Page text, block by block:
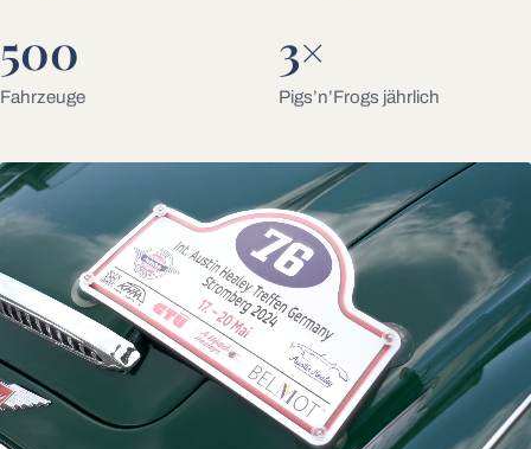
500
Fahrzeuge
3×
Pigs’n’Frogs jährlich